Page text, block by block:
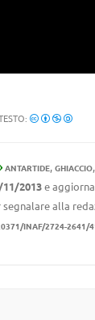
ANTARTIDE, GHIACCIO,
2013e
alla
INAF/2724-2641/